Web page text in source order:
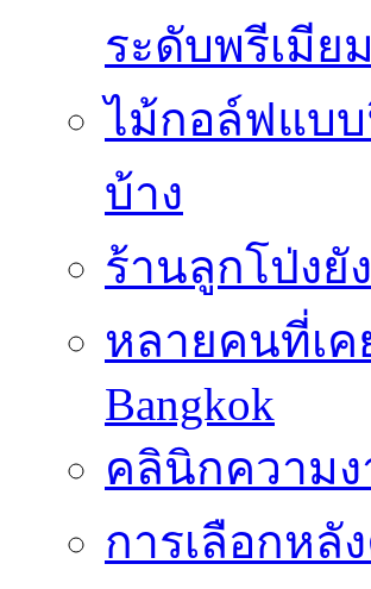
ระดับพรีเมีย
ไม้กอล์ฟแบ
บ้าง
ร้านลูกโป่ง
หลายคนที่เค
Bangkok
คลินิกความง
การเลือกหลั